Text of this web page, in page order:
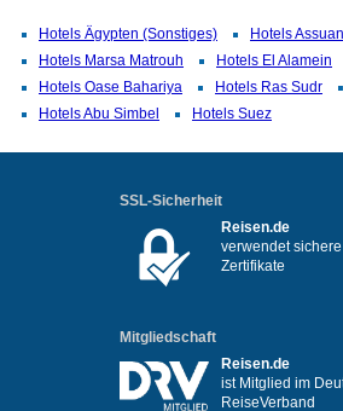
Hotels Ägypten (Sonstiges)
Hotels Assuan
Hotels Marsa Matrouh
Hotels El Alamein
Hotels Oase Bahariya
Hotels Ras Sudr
Hotels Abu Simbel
Hotels Suez
SSL-Sicherheit
Reisen.de
verwendet
Zertifikate
Mitgliedschaft
Reisen.de
ist Mitglied im
ReiseVerband